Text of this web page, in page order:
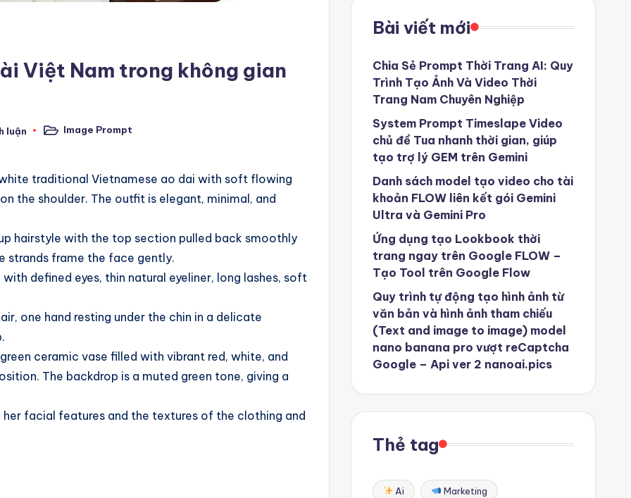
Việt Nam trong không gian
luận
PostedImage Prompt
traditional Vietnamese ao dai with soft flowing
the shoulder. The outfit is elegant, minimal, and
hairstyle with the top section pulled back smoothly
strands frame the face gently.
defined eyes, thin natural eyeliner, long lashes, soft
one hand resting under the chin in a delicate
ceramic vase filled with vibrant red, white, and
The backdrop is a muted green tone, giving a
facial features and the textures of the clothing and
Bài viết mới
Chia Sẻ Prompt Thời Trang AI: Quy
Trình Tạo Ảnh Và Video Thời
Trang Nam Chuyên Nghiệp
System Prompt Timeslape Video
chủ đề Tua nhanh thời gian, giúp
tạo trợ lý GEM trên Gemini
Danh sách model tạo video cho tài
khoản FLOW liên kết gói Gemini
Ultra và Gemini Pro
Ứng dụng tạo Lookbook thời
trang ngay trên Google FLOW –
Tạo Tool trên Google Flow
Quy trình tự động tạo hình ảnh từ
văn bản và hình ảnh tham chiếu
(Text and image to image) model
nano banana pro vượt reCaptcha
Google – Api ver 2 nanoai.pics
Thẻ tag
Ai Marketing